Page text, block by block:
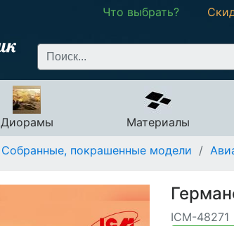
Что выбрать?
Диорамы Материалы
Собранные, покрашенные модели /
ICM-48271